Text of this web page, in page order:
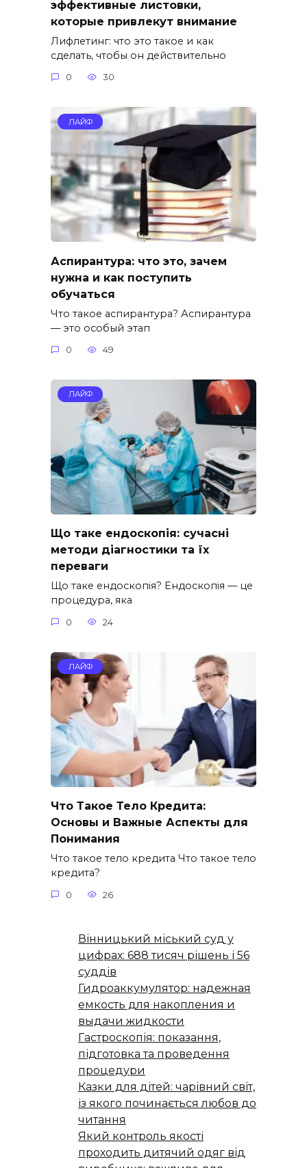
эффективные листовки,
которые привлекут внимание
Лифлетинг: что это такое и как
сделать, чтобы он действительно
0 30
ЛАЙФ
Аспирантура: что это, зачем
нужна и как поступить
обучаться
Что такое аспирантура? Аспирантура
— это особый этап
0 49
ЛАЙФ
Що таке ендоскопія: сучасні
методи діагностики та їх
переваги
Що таке ендоскопія? Ендоскопія — це
процедура, яка
0 24
ЛАЙФ
Что Такое Тело Кредита:
Основы и Важные Аспекты для
Понимания
Что такое тело кредита Что такое тело
кредита?
0 26
Вінницький міський суд у
цифрах: 688 тисяч рішень і 56
суддів
Гидроаккумулятор: надежная
емкость для накопления и
выдачи жидкости
Гастроскопія: показання,
підготовка та проведення
процедури
Казки для дітей: чарівний світ,
із якого починається любов до
читання
Який контроль якості
проходить дитячий одяг від